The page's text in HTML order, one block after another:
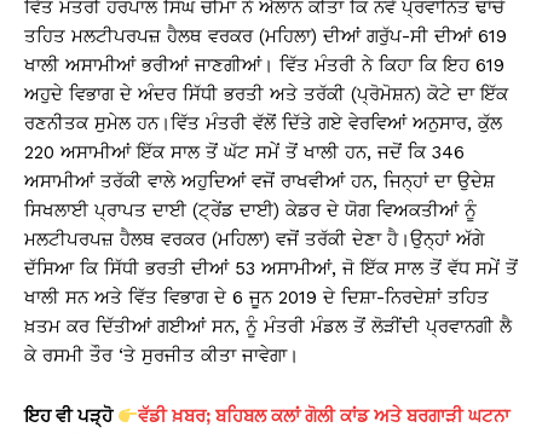
ਵਿੱਤ ਮੰਤਰੀ ਹਰਪਾਲ ਸਿੰਘ ਚੀਮਾ ਨੇ ਐਲਾਨ ਕੀਤਾ ਕਿ ਨਵੇਂ ਪ੍ਰਵਾਨਿਤ ਢਾਂਚੇ
ਤਹਿਤ ਮਲਟੀਪਰਪਜ਼ ਹੈਲਥ ਵਰਕਰ (ਮਹਿਲਾ) ਦੀਆਂ ਗਰੁੱਪ-ਸੀ ਦੀਆਂ 619
ਖਾਲੀ ਅਸਾਮੀਆਂ ਭਰੀਆਂ ਜਾਣਗੀਆਂ। ਵਿੱਤ ਮੰਤਰੀ ਨੇ ਕਿਹਾ ਕਿ ਇਹ 619
ਅਹੁਦੇ ਵਿਭਾਗ ਦੇ ਅੰਦਰ ਸਿੱਧੀ ਭਰਤੀ ਅਤੇ ਤਰੱਕੀ (ਪ੍ਰੋਮੋਸ਼ਨ) ਕੋਟੇ ਦਾ ਇੱਕ
ਰਣਨੀਤਕ ਸੁਮੇਲ ਹਨ।ਵਿੱਤ ਮੰਤਰੀ ਵੱਲੋਂ ਦਿੱਤੇ ਗਏ ਵੇਰਵਿਆਂ ਅਨੁਸਾਰ, ਕੁੱਲ
220 ਅਸਾਮੀਆਂ ਇੱਕ ਸਾਲ ਤੋਂ ਘੱਟ ਸਮੇਂ ਤੋਂ ਖਾਲੀ ਹਨ, ਜਦੋਂ ਕਿ 346
ਅਸਾਮੀਆਂ ਤਰੱਕੀ ਵਾਲੇ ਅਹੁਦਿਆਂ ਵਜੋਂ ਰਾਖਵੀਆਂ ਹਨ, ਜਿਨ੍ਹਾਂ ਦਾ ਉਦੇਸ਼
ਸਿਖਲਾਈ ਪ੍ਰਾਪਤ ਦਾਈ (ਟ੍ਰੇਂਡ ਦਾਈ) ਕੇਡਰ ਦੇ ਯੋਗ ਵਿਅਕਤੀਆਂ ਨੂੰ
ਮਲਟੀਪਰਪਜ਼ ਹੈਲਥ ਵਰਕਰ (ਮਹਿਲਾ) ਵਜੋਂ ਤਰੱਕੀ ਦੇਣਾ ਹੈ।ਉਨ੍ਹਾਂ ਅੱਗੇ
ਦੱਸਿਆ ਕਿ ਸਿੱਧੀ ਭਰਤੀ ਦੀਆਂ 53 ਅਸਾਮੀਆਂ, ਜੋ ਇੱਕ ਸਾਲ ਤੋਂ ਵੱਧ ਸਮੇਂ ਤੋਂ
ਖਾਲੀ ਸਨ ਅਤੇ ਵਿੱਤ ਵਿਭਾਗ ਦੇ 6 ਜੂਨ 2019 ਦੇ ਦਿਸ਼ਾ-ਨਿਰਦੇਸ਼ਾਂ ਤਹਿਤ
ਖ਼ਤਮ ਕਰ ਦਿੱਤੀਆਂ ਗਈਆਂ ਸਨ, ਨੂੰ ਮੰਤਰੀ ਮੰਡਲ ਤੋਂ ਲੋੜੀਂਦੀ ਪ੍ਰਵਾਨਗੀ ਲੈ
ਕੇ ਰਸਮੀ ਤੌਰ ‘ਤੇ ਸੁਰਜੀਤ ਕੀਤਾ ਜਾਵੇਗਾ।
ਇਹ ਵੀ ਪੜ੍ਹੋ
ਵੱਡੀ ਖ਼ਬਰ; ਬਹਿਬਲ ਕਲਾਂ ਗੋਲੀ ਕਾਂਡ ਅਤੇ ਬਰਗਾੜੀ ਘਟਨਾ